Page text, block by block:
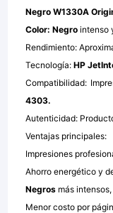
Negro W1330A
Color: Negro intenso
Rendimiento:
Tecnología: HP
Compatibilidad:
4303.
Autenticidad:
Ventajas principales:
Impresiones
Ahorro energético y
Negros más
Menor costo por